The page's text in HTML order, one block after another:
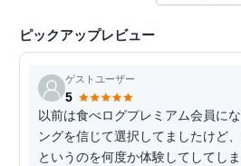
ピックアップレビュー
ゲストユーザー
5
以前は食べログプレミアム会員に
ングを信じて選択してましたけど
というのを何度か体験してしてしま